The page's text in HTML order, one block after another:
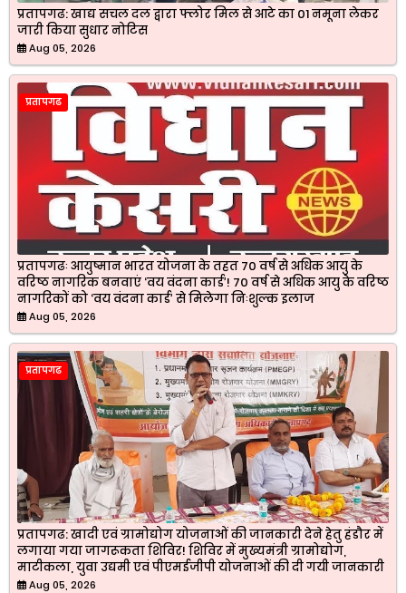
प्रतापगढ: खाद्य सचल दल द्वारा फ्लोर मिल से आटे का 01 नमूना लेकर
जारी किया सुधार नोटिस
Aug 05, 2026
प्रतापगढ
प्रतापगढः आयुष्मान भारत योजना के तहत 70 वर्ष से अधिक आयु के
वरिष्ठ नागरिक बनवाएं ‘वय वंदना कार्ड’! 70 वर्ष से अधिक आयु के वरिष्ठ
नागरिकों को ‘वय वंदना कार्ड’ से मिलेगा निःशुल्क इलाज
Aug 05, 2026
प्रतापगढ
प्रतापगढ: खादी एवं ग्रामोद्योग योजनाओं की जानकारी देने हेतु हंडौर में
लगाया गया जागरूकता शिविर! शिविर में मुख्यमंत्री ग्रामोद्योग,
माटीकला, युवा उद्यमी एवं पीएमईजीपी योजनाओं की दी गयी जानकारी
Aug 05, 2026